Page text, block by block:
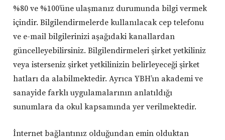
%80 ve %100’üne ulaşmanız durumunda bilgi vermek
içindir. Bilgilendirmelerde kullanılacak cep telefonu
ve e-mail bilgilerinizi aşağıdaki kanallardan
güncelleyebilirsiniz. Bilgilendirmeleri şirket yetkiliniz
veya isterseniz şirket yetkilinizin belirleyeceği şirket
hatları da alabilmektedir. Ayrıca YBH’ın akademi ve
sanayide farklı uygulamalarının anlatıldığı
sunumlara da okul kapsamında yer verilmektedir.
İnternet bağlantınız olduğundan emin olduktan